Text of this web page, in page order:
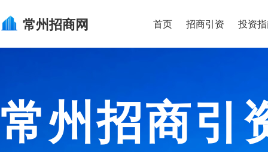
常州招商网 首页 招商引资 投资
常州招商引